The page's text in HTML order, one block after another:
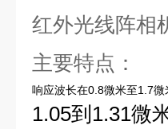
红外光线阵相
主要特点：
响应波长在0.8微米至1.7微
1.05到1.31微